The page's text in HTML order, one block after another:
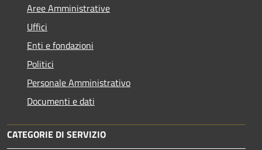
Aree Amministrative
Uffici
Enti e fondazioni
Politici
Personale Amministrativo
Documenti e dati
CATEGORIE DI SERVIZIO